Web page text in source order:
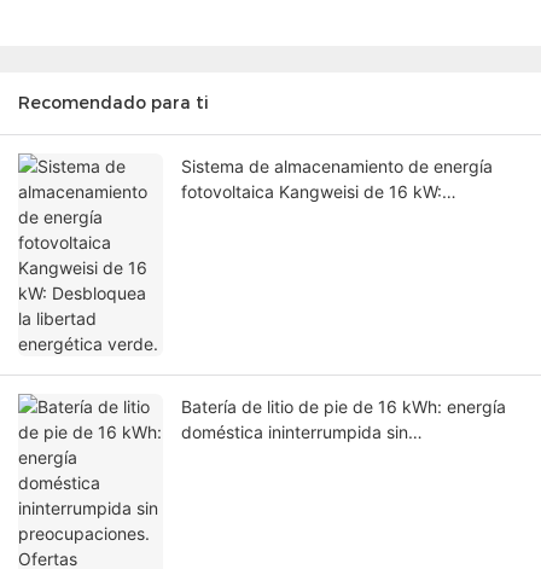
Recomendado para ti
Sistema de almacenamiento de energía
fotovoltaica Kangweisi de 16 kW:
Batería de litio de pie de 16 kWh: energía
doméstica ininterrumpida sin